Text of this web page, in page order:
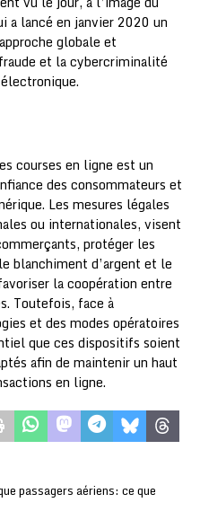
a lancé en janvier 2020 un
globale et
et la cybercriminalité
courses en ligne est un
des consommateurs et
Les mesures légales
ou internationales, visent
protéger les
blanchiment d’argent et le
la coopération entre
Toutefois, face à
et des modes opératoires
que ces dispositifs soient
afin de maintenir un haut
en ligne.
passagers aériens: ce que